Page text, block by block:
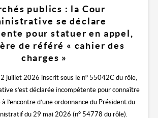
publics : la Cour
se déclare
pour statuer en appel,
de référé « cahier des
charges »
juillet 2026 inscrit sous le n° 55042C du rôle,
s’est déclarée incompétente pour connaître
l’encontre d’une ordonnance du Président du
du 29 mai 2026 (n° 54778 du rôle).